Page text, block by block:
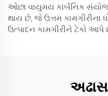
ઓછા વાયુમય કાર્બનિક
થાય છે, જે ઉત્તમ કામગીરીના
ઉત્પાદન કામગીરીને ટેકો આપે